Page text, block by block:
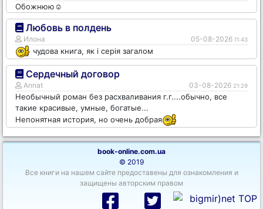
Обожнюю☺️
Любовь в полдень
Илона 05-08-2026 11:43
чудова книга, як і серія загалом
Сердечный договор
Annat 03-08-2026 21:29
Необычный роман без расхваливания г.г....обычно, все
такие красивые, умные, богатые...
Непонятная история, но очень добрая
book-online.com.ua
© 2019
Все книги на нашем сайте предоставены для ознакомления и
защищены авторским правом